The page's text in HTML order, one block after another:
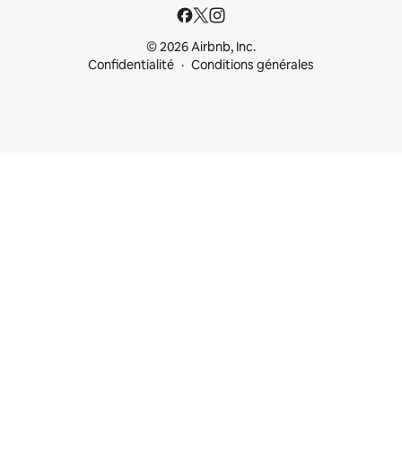
© 2026 Airbnb, Inc.
Confidentialité
Conditions générales